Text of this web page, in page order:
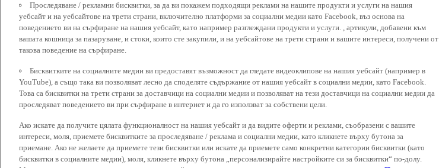
Проследяване / рекламни бисквитки, за да ви покажем подходящи реклами на нашите продукти и услуги на нашия
уебсайт и на уебсайтове на трети страни, включително платформи за социални медии като Facebook, въз основа на
поведението ви на сърфиране на нашия уебсайт, като например разглеждани продукти и услуги. , артикули, добавени към
вашата кошница за пазаруване, и стоки, които сте закупили, и на уебсайтове на трети страни и вашите интереси, получени от
такова поведение на сърфиране.
Бисквитките на социалните медии ви предоставят възможност да гледате видеоклипове на нашия уебсайт (например в
YouTube), а също така ви позволяват лесно да споделяте съдържание от нашия уебсайт в социални медии, като Facebook.
Това са бисквитки на трети страни за доставчици на социални медии и позволяват на тези доставчици на социални медии да
проследяват поведението ви при сърфиране в интернет и да го използват за собствени цели.
Ако искате да получите цялата функционалност на нашия уебсайт и да видите оферти и реклами, съобразени с вашите
интереси, моля, приемете бисквитките за проследяване / реклама и социални медии, като кликнете върху бутона за
приемане. Ако не желаете да приемете тези бисквитки или искате да приемете само конкретни категории бисквитки (като
бисквитки в социалните медии), моля, кликнете върху бутона „персонализирайте настройките си за бисквитки“ по-долу.